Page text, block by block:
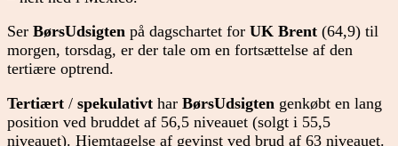
Ser BørsUdsigten på dagschartet for UK Brent (64,9) til
morgen, torsdag, er der tale om en fortsættelse af den
tertiære optrend.
Tertiært / spekulativt har BørsUdsigten genkøbt en lang
position ved bruddet af 56,5 niveauet (solgt i 55,5
niveauet). Hjemtagelse af gevinst ved brud af 63 niveauet.